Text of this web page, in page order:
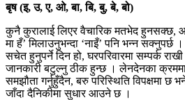
बृष (इ, उ, ए, ओ, बा, बि, बु, बे, बो)
कुनै कुरालाई लिएर वैचारिक मतभेद हुनसक्छ,
मा हँ’ मिलाउनुभन्दा ‘नाइँ’ पनि भन्न
सचेत हुनुपर्ने दिन हो, घरपरिवारमा सम्पर्क
जानकारी बटुल्नु ठीक हुन्छ । लेनदेनका
समझौता गर्नुहुँदैन, बरु परिस्थिति विपक्षमा छ
जाँदा दैनिकीमा सुधार आउने छ ।